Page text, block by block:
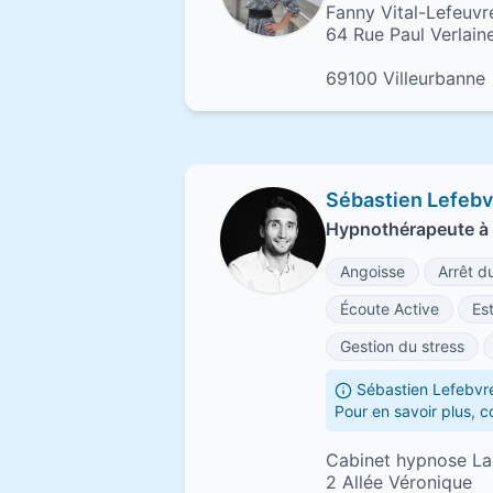
Fanny Vital-
64 Rue Paul
69100 Villeurbanne
Sébastien
Hypnothérapeute
Angoisse
Arrêt
Écoute Active
Gestion du stress
Sébastien
Pour en savoir plus,
Cabinet hypnose
2 Allée Véronique